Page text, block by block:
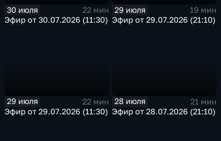
30 июля
22 мин
Эфир от 30.07.2026 (11:30)
29 июля
19 мин
Эфир от 29.07.2026 (21:10)
29 июля
22 мин
Эфир от 29.07.2026 (11:30)
28 июля
21 мин
Эфир от 28.07.2026 (21:10)